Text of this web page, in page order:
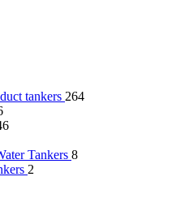
tankers 264
Tankers 8
2